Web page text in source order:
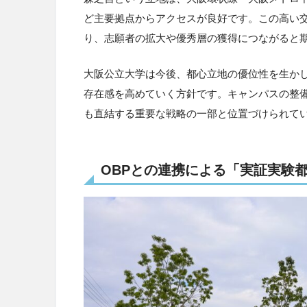
ど主要拠点からアクセスが良好です。この高
り、志願者の拡大や優秀層の獲得につながると
大阪公立大学は今後、都心立地の優位性を生か
存在感を高めていく方針です。キャンパスの整
も直結する重要な戦略の一部と位置づけられて
OBPとの連携による「実証実験